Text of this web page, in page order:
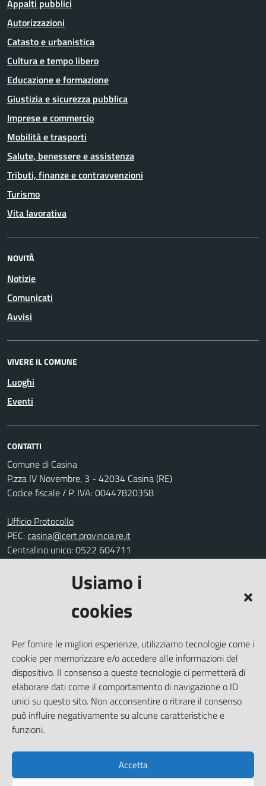
Usiamo i
cookies
Per fornire le migliori esperienze, utilizziamo tecnologie come i
cookie per memorizzare e/o accedere alle informazioni del
dispositivo. Il consenso a queste tecnologie ci permetterà di
elaborare dati come il comportamento di navigazione o ID
unici su questo sito. Non acconsentire o ritirare il consenso
può influire negativamente su alcune caratteristiche e
funzioni.
Accetta
Appalti pubblici
Autorizzazioni
Catasto e urbanistica
Cultura e tempo libero
Educazione e formazione
Giustizia e sicurezza pubblica
Imprese e commercio
Mobilità e trasporti
Salute, benessere e assistenza
Tributi, finanze e contravvenzioni
Turismo
Vita lavorativa
NOVITÀ
Notizie
Comunicati
Avvisi
VIVERE IL COMUNE
Luoghi
Eventi
CONTATTI
Comune di Casina
P.zza IV Novembre, 3 - 42034 Casina (RE)
Codice fiscale / P. IVA: 00447820358
Ufficio Protocollo
PEC:casina@cert.provincia.re.it
Centralino unico: 0522 604711
Segnalazione disservizio
Amministrazione trasparente
Informativa privacy
Note legali
Dichiarazione di accessibilità
Piano di miglioramento del sito
SEGUICI SU